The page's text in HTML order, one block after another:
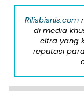
Rilisbisnis.com
di media
citra yang
reputasi